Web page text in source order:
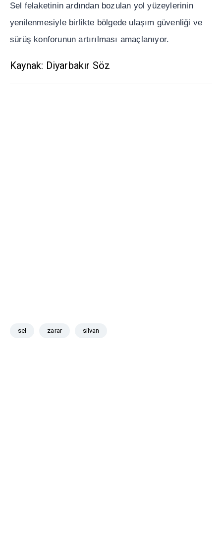
Sel felaketinin ardından bozulan yol yüzeylerinin
yenilenmesiyle birlikte bölgede ulaşım güvenliği ve
sürüş konforunun artırı lması amaçlanıyor.
Kaynak: Diyarbakır Söz
sel zarar silvan